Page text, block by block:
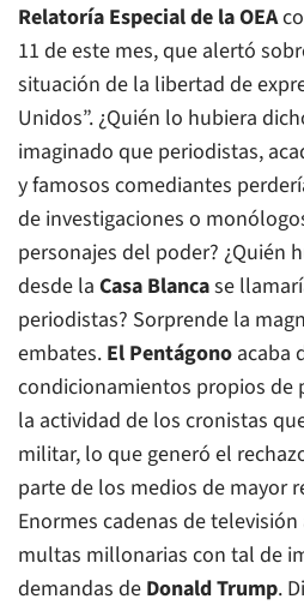
Relatoría Especial de la OEA
11 de este mes, que alertó
situación de la libertad de
Unidos”. ¿Quién lo hubiera
imaginado que periodistas,
y famosos comediantes
de investigaciones o
personajes del poder? ¿Quién
desde la Casa Blancase
periodistas? Sorprende la
embates. El Pentágono acaba
condicionamientos propios de
la actividad de los cronistas
militar, lo que generó el
parte de los medios de mayor
Enormes cadenas de
multas millonarias con tal de
demandas de Donald Trump.